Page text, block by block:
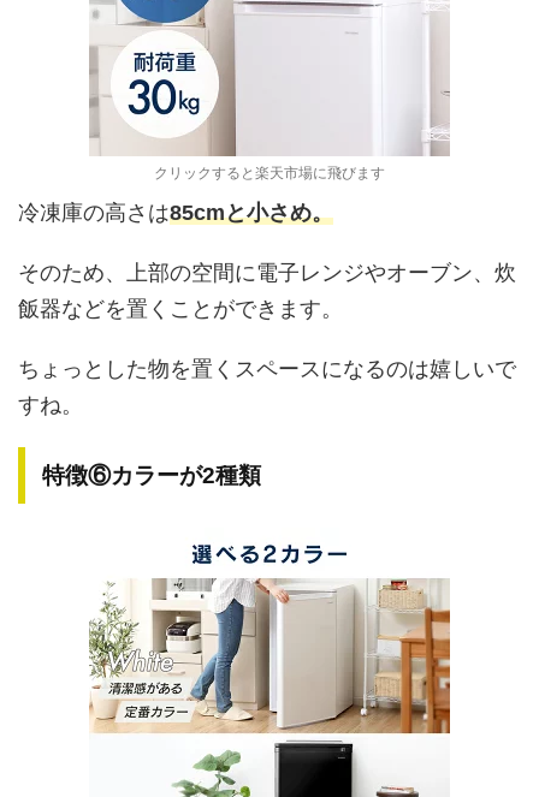
クリックすると楽天市場に飛びます
冷凍庫の高さは85cmと小さめ。
そのため、上部の空間に電子レンジやオーブン、炊
飯器などを置くことができます。
ちょっとした物を置くスペースになるのは嬉しいで
すね。
特徴⑥カラーが2種類